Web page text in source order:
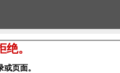
。
页面。